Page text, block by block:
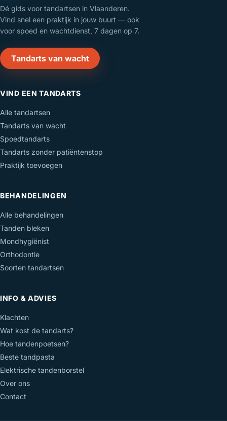
Dé gids voor tandartsen in Vlaanderen.
Vind snel een praktijk in jouw buurt — ook
voor spoed en wachtdienst, 7 dagen op 7.
Tandarts van wacht
VIND EEN TANDARTS
Alle tandartsen
Tandarts van wacht
Spoedtandarts
Tandarts zonder patiëntenstop
Praktijk toevoegen
BEHANDELINGEN
Alle behandelingen
Tanden bleken
Mondhygiënist
Orthodontie
Soorten tandartsen
INFO & ADVIES
Klachten
Wat kost de tandarts?
Hoe tandenpoetsen?
Beste tandpasta
Elektrische tandenborstel
Over ons
Contact